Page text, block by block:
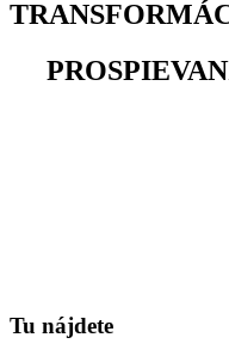
Tu nájdete